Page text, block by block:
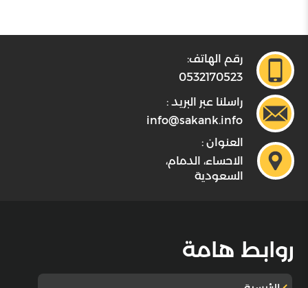
رقم الهاتف:
0532170523
راسلنا عبر البريد :
info@sakank.info
العنوان :
الاحساء، الدمام،
السعودية
روابط هامة